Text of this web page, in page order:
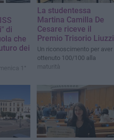
di
che
dei
1°
La studentessa
Martina Camilla De
Cesare riceve il
Premio Trisorio Liuzzi
Un riconoscimento per aver
ottenuto 100/100 alla
maturità